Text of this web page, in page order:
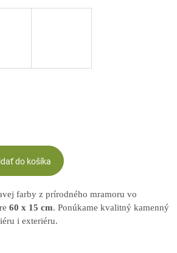
do košíka
farby z prírodného mramoru vo
60 x 15 cm. Ponúkame kvalitný kamenný
i exteriéru.